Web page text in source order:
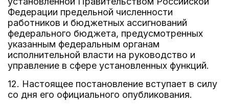
Федерации предельной численности
работников и бюджетных ассигнований
федерального бюджета, предусмотренных
указанным федеральным органам
исполнительной власти на руководство и
управление в сфере установленных функций.
12. Настоящее постановление вступает в силу
со дня его официального опубликования.